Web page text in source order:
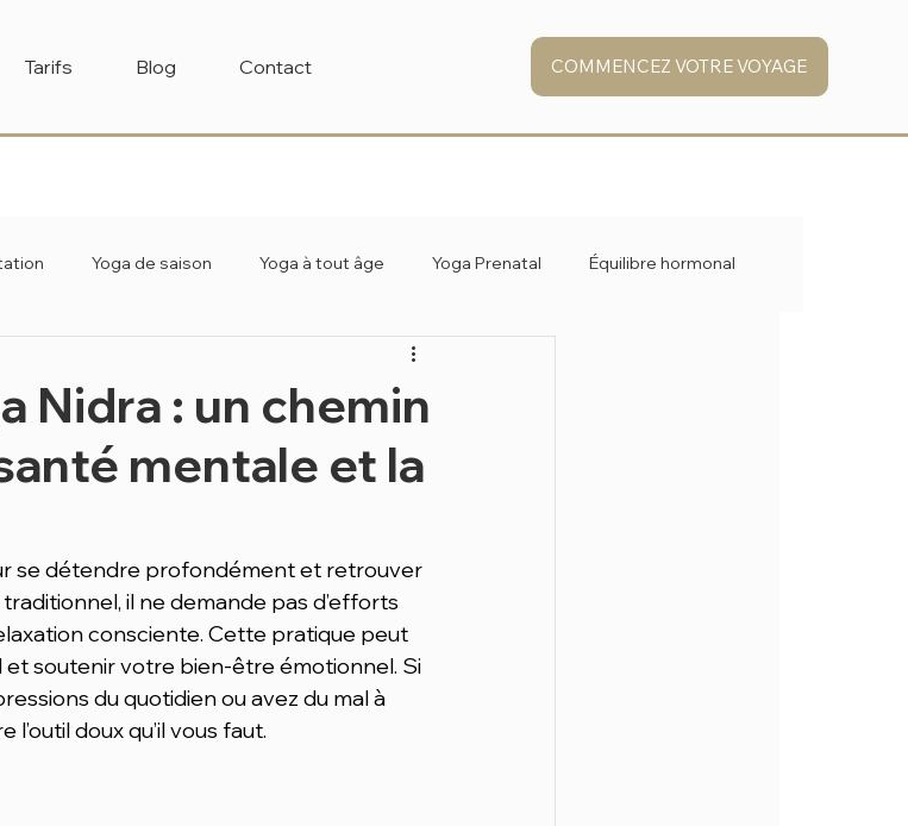
COMMENCEZ VOTRE VOYAGE
Tarifs Blog Contact
Yoga de saison Yoga à tout âge Yoga Prenatal Équilibre hormonal
Nidra : un chemin
mentale et la
se détendre profondément et retrouver
il ne demande pas d’efforts
consciente. Cette pratique peut
et soutenir votre bien-être émotionnel. Si
du quotidien ou avez du mal à
doux qu’il vous faut.